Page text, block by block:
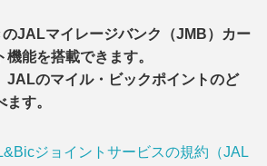
JALマイレージバンク（JMB）カー
機能を搭載できます。
のマイル・ビックポイントのど
す。
ジョイントサービスの規約（JAL